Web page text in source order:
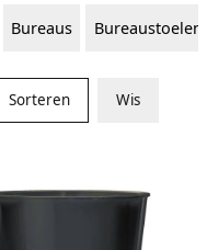
Bureaus Bureaustoelen
Sorteren Wis